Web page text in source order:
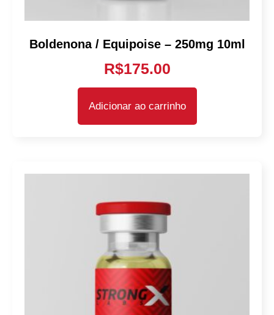
Boldenona / Equipoise – 250mg 10ml
R$175.00
Adicionar ao carrinho